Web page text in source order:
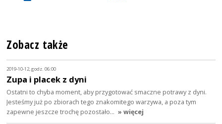
Zobacz także
2019-10-12, godz. 06:00
Zupa i placek z dyni
Ostatni to chyba moment, aby przygotować smaczne potrawy z dyni.
Jesteśmy już po zbiorach tego znakomitego warzywa, a poza tym
zapewne jeszcze trochę pozostało… » więcej